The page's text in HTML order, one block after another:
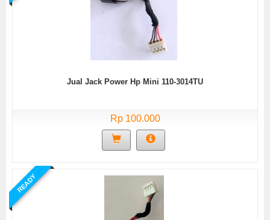
Jual Jack Power Hp Mini 110-3014TU
Rp 100.000
READY